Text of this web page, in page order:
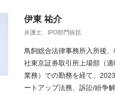
伊東 祐介
弁護士、IPO部門統括
鳥飼総合法律事務所入所後
社東京証券取引所上場部（
業務）での勤務を経て、
ートアップ法務、訴訟/紛争